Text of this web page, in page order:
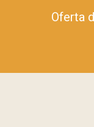
Oferta